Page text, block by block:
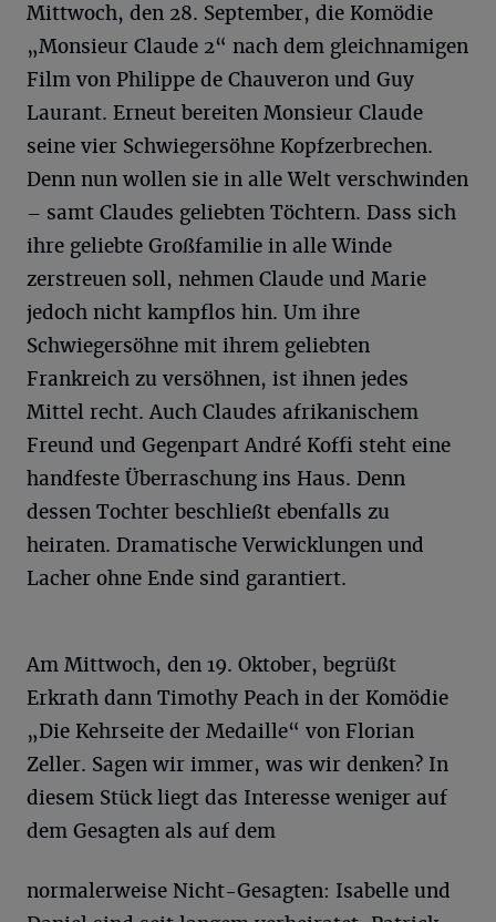
Mittwoch, den 28. September, die Komödie
„Monsieur Claude 2“ nach dem gleichnamigen
Film von Philippe de Chauveron und Guy
Laurant. Erneut bereiten Monsieur Claude
seine vier Schwiegersöhne Kopfzerbrechen.
Denn nun wollen sie in alle Welt verschwinden
– samt Claudes geliebten Töchtern. Dass sich
ihre geliebte Großfamilie in alle Winde
zerstreuen soll, nehmen Claude und Marie
jedoch nicht kampflos hin. Um ihre
Schwiegersöhne mit ihrem geliebten
Frankreich zu versöhnen, ist ihnen jedes
Mittel recht. Auch Claudes afrikanischem
Freund und Gegenpart André Koffi steht eine
handfeste Überraschung ins Haus. Denn
dessen Tochter beschließt ebenfalls zu
heiraten. Dramatische Verwicklungen und
Lacher ohne Ende sind garantiert.
Am Mittwoch, den 19. Oktober, begrüßt
Erkrath dann Timothy Peach in der Komödie
„Die Kehrseite der Medaille“ von Florian
Zeller. Sagen wir immer, was wir denken? In
diesem Stück liegt das Interesse weniger auf
dem Gesagten als auf dem
normalerweise Nicht-Gesagten: Isabelle und